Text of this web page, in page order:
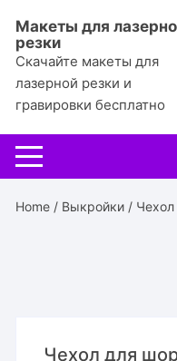
содержимому
Макеты для
резки
Скачайте макеты для
лазерной резки и
гравировки бесплатно
Home / Выкройки /
Чехол для